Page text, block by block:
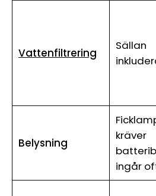
Vattenfiltrering
Sällan
Belysning
kräver
ingår